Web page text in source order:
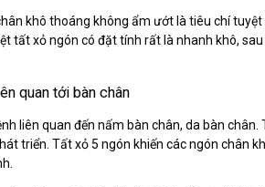
khô thoáng không ẩm ướt là tiêu chí
tất xỏ ngón có đặt tính rất là nhanh khô,
quan tới bàn chân
liên quan đến nấm bàn chân, da bàn chân.
triển. Tất xỏ 5 ngón khiến các ngón chân